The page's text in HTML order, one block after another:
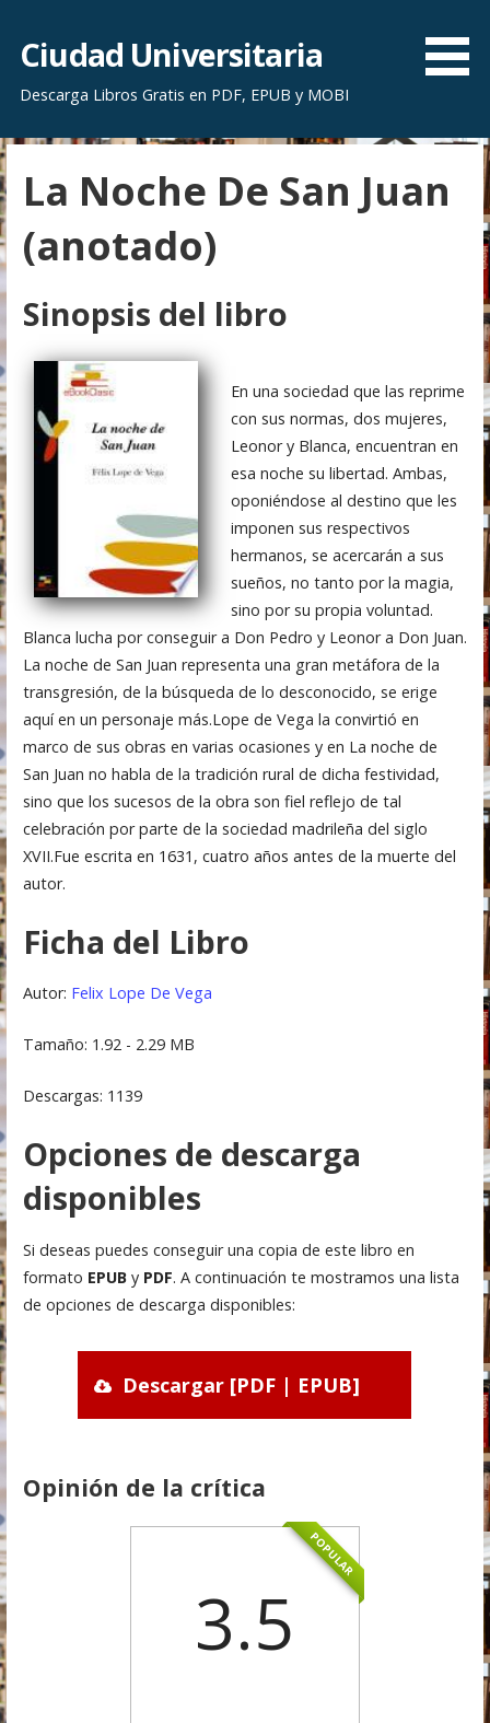
r
a
l
c
o
n
e
n
i
d
o
Ciudad Universitaria
Descarga Libros Gratis en PDF, EPUB y MOBI
La Noche De San Juan
(anotado)
Sinopsis del libro
En una sociedad que las reprime
con sus normas, dos mujeres,
Leonor y Blanca, encuentran en
esa noche su libertad. Ambas,
oponiéndose al destino que les
imponen sus respectivos
hermanos, se acercarán a sus
sueños, no tanto por la magia,
sino por su propia voluntad.
Blanca lucha por conseguir a Don Pedro y Leonor a Don Juan.
La noche de San Juan representa una gran metáfora de la
transgresión, de la búsqueda de lo desconocido, se erige
aquí en un personaje más.Lope de Vega la convirtió en
marco de sus obras en varias ocasiones y en La noche de
San Juan no habla de la tradición rural de dicha festividad,
sino que los sucesos de la obra son fiel reflejo de tal
celebración por parte de la sociedad madrileña del siglo
XVII.Fue escrita en 1631, cuatro años antes de la muerte del
autor.
Ficha del Libro
Autor: Felix Lope De Vega
Tamaño: 1.92 - 2.29 MB
Descargas: 1139
Opciones de descarga
disponibles
Si deseas puedes conseguir una copia de este libro en
formato EPUBy PDF. A continuación te mostramos una lista
de opciones de descarga disponibles:
Descargar [PDF | EPUB]
Opinión de la crítica
POPULAR
3.5